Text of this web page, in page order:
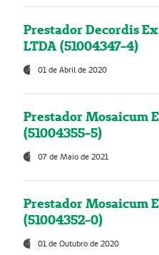
Prestador Decordis
LTDA (51004347-4)
01 de Abril de 2020
Prestador Mosaicum
(51004355-5)
07 de Maio de 2021
Prestador Mosaicum
(51004352-0)
01 de Outubro de 2020